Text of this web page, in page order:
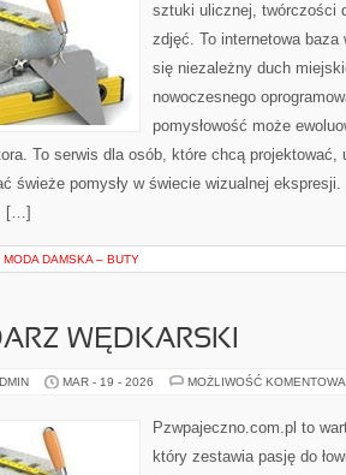
sztuki ulicznej, twórczości
zdjęć. To internetowa
się niezależny duch
nowoczesnego
pomysłowość może
To serwis dla osób, które chcą
świeże pomysły w świecie wizualnej
[…]
MODA DAMSKA – BUTY
WĘDKARSKI
MAR - 19 - 2026 MOŻLIWOŚĆ
Pzwpajeczno.com.pl to
który zestawia pasję do